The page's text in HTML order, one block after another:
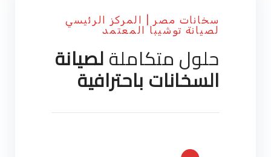
سخانات مصر | المركز الرئيسي
لصيانة توشيبا المعتمد
حلول متكاملةلصيانة
السخانات باحترافية